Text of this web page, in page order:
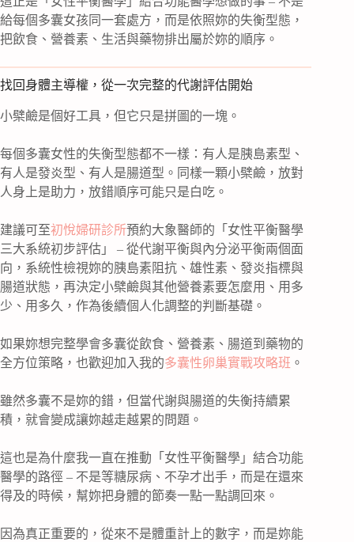
給每個多囊女孩同一套處方，而是依照妳的失衡型態，
把飲食、營養素、生活與藥物排出屬於妳的順序。
找回身體主導權，從一次完整的代謝評估開始
小檗鹼是個好工具，但它只是拼圖的一塊。
每個多囊女性的失衡型態都不一樣：有人是胰島素型、
有人是發炎型、有人是腸道型。同樣一顆小檗鹼，放對
人身上是助力，放錯順序可能只是白吃。
建議可至初悅婦研診所預約大象醫師的「女性平衡醫學
三大系統初步評估」 – 從代謝平衡與內分泌平衡兩個面
向，系統性檢視妳的胰島素阻抗、雄性素、發炎指標與
腸道狀態，再決定小檗鹼與其他營養素要怎麼用、用多
少、用多久，作為後續個人化調整的判斷基礎。
如果妳想完整學會多囊從飲食、營養素、腸道到藥物的
全方位策略，也歡迎加入我的多囊性卵巢實戰攻略班 。
雖然多囊不是妳的錯，但當代謝與腸道的失衡持續累
積，就會變成讓妳越走越累的問題。
這也是為什麼我一直在推動「女性平衡醫學」結合功能
醫學的路徑 – 不是等糖尿病、不孕才出手，而是在還來
得及的時候，幫妳把身體的節奏一點一點調回來。
因為真正重要的，從來不是體重計上的數字，而是妳能